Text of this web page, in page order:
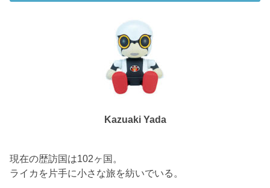
Kazuaki Yada
現在の歴訪国は102ヶ国。
ライカを片手に小さな旅を紡いでいる。